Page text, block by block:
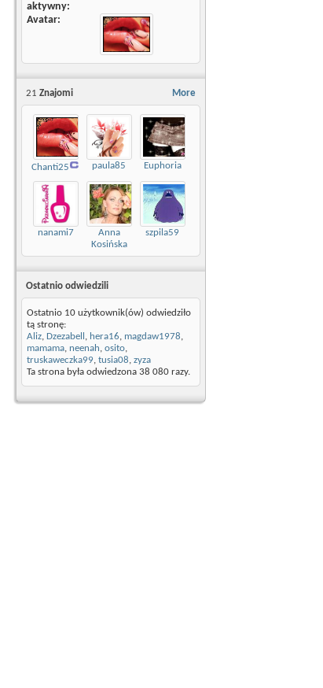
aktywny
Avatar
More
21 Znajomi
Chanti25 paula85 Euphoria
nanami7
Anna
Kosińska
szpila59
Ostatnio odwiedzili
Ostatnio 10 użytkownik(ów) odwiedziło
tą stronę:
Aliz, Dzezabell , hera16, magdaw1978,
mamama, neenah, osito,
truskaweczka99, tusia08, zyza
Ta strona była odwiedzona 38 080 razy.